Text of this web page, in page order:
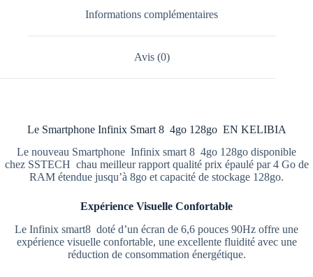
Informations complémentaires
Avis (0)
Le Smartphone Infinix Smart 8 4go 128go EN KELIBIA
Le nouveau Smartphone Infinix smart 8 4go 128go disponible
chez SSTECH chau meilleur rapport qualité prix épaulé par 4 Go de
RAM étendue jusqu’à 8go et capacité de stockage 128go.
Expérience Visuelle Confortable
Le Infinix smart8 doté d’un écran de 6,6 pouces 90Hz offre une
expérience visuelle confortable, une excellente fluidité avec une
réduction de consommation énergétique.